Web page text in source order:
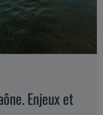
Enjeux et